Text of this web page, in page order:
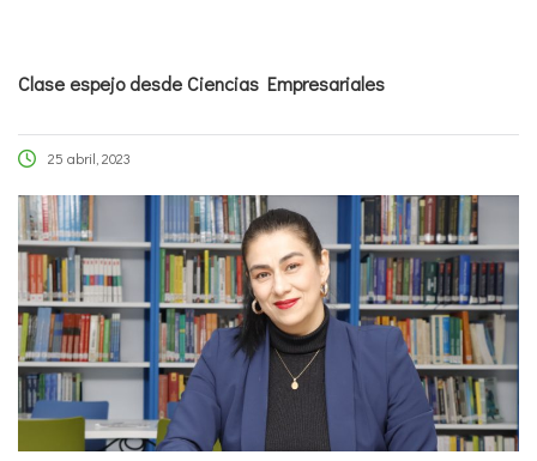
Clase espejo desde Ciencias Empresariales
25 abril, 2023